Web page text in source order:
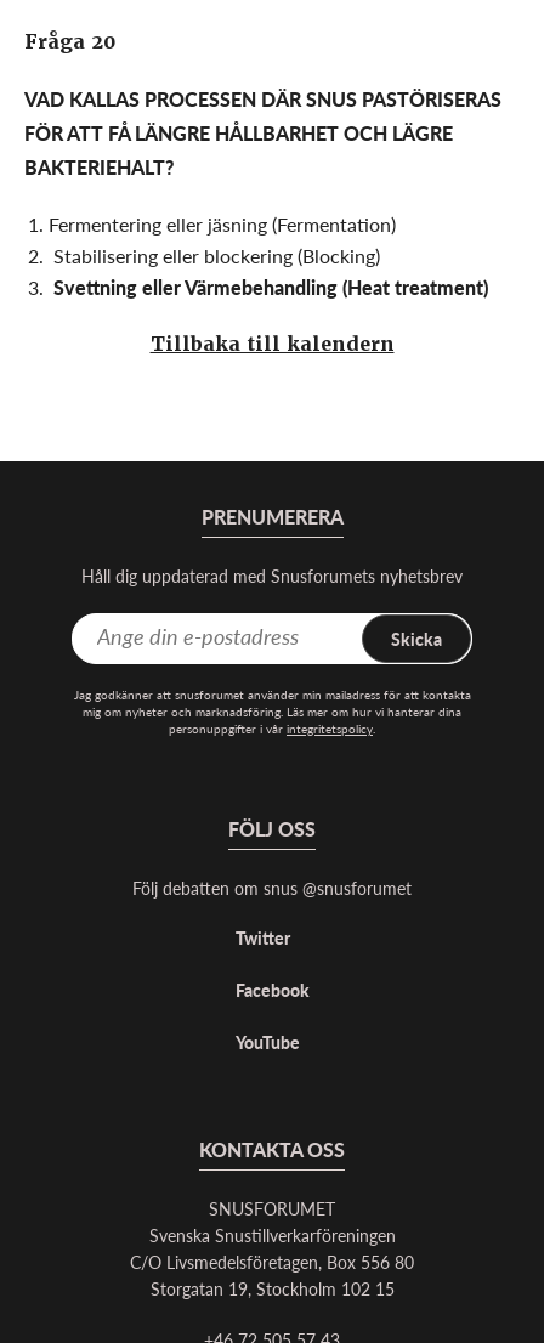
Fråga 20
VAD KALLAS PROCESSEN DÄR SNUS PASTÖRISERAS
FÖR ATT FÅ LÄNGRE HÅLLBARHET OCH LÄGRE
BAKTERIEHALT?
Fermentering eller jäsning (Fermentation)
Stabilisering eller blockering (Blocking)
Svettning eller Värmebehandling (Heat treatment)
Tillbaka till kalendern
PRENUMERERA
Håll dig uppdaterad med Snusforumets nyhetsbrev
Skicka
Jag godkänner att snusforumet använder min mailadress för att kontakta
mig om nyheter och marknadsföring. Läs mer om hur vi hanterar dina
personuppgifter i vår integritetspolicy.
FÖLJ OSS
Följ debatten om snus @snusforumet
Twitter
Facebook
YouTube
KONTAKTA OSS
SNUSFORUMET
Svenska Snustillverkarföreningen
C/O Livsmedelsföretagen, Box 556 80
Storgatan 19, Stockholm 102 15